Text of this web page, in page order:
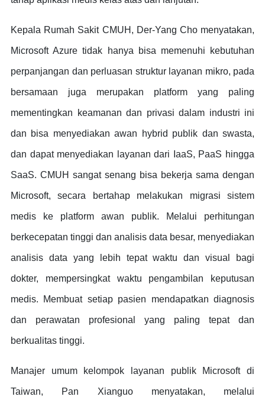
Kepala Rumah Sakit CMUH, Der-Yang Cho menyatakan,
Microsoft Azure tidak hanya bisa memenuhi kebutuhan
perpanjangan dan perluasan struktur layanan mikro, pada
bersamaan juga merupakan platform yang paling
mementingkan keamanan dan privasi dalam industri ini
dan bisa menyediakan awan hybrid publik dan swasta,
dan dapat menyediakan layanan dari IaaS, PaaS hingga
SaaS. CMUH sangat senang bisa bekerja sama dengan
Microsoft, secara bertahap melakukan migrasi sistem
medis ke platform awan publik. Melalui perhitungan
berkecepatan tinggi dan analisis data besar, menyediakan
analisis data yang lebih tepat waktu dan visual bagi
dokter, mempersingkat waktu pengambilan keputusan
medis. Membuat setiap pasien mendapatkan diagnosis
dan perawatan profesional yang paling tepat dan
berkualitas tinggi.
Manajer umum kelompok layanan publik Microsoft di
Taiwan, Pan Xianguo menyatakan, melalui